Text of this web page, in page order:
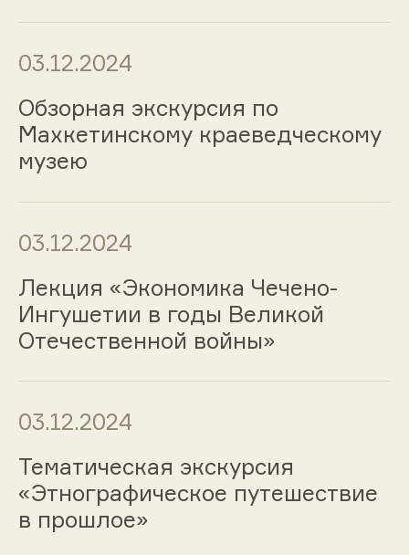
03.12.2024
Обзорная экскурсия по
Махкетинскому краеведческому
музею
03.12.2024
Лекция «Экономика Чечено-
Ингушетии в годы Великой
Отечественной войны»
03.12.2024
Тематическая экскурсия
«Этнографическое путешествие
в прошлое»